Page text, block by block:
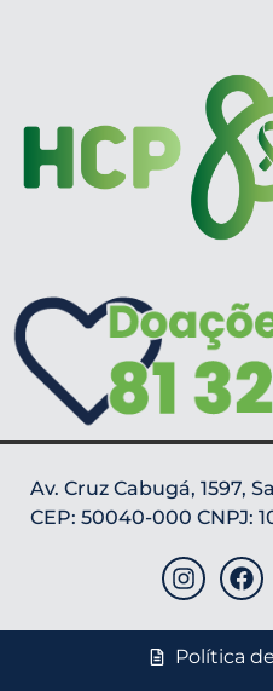
Av. Cruz Cabugá, 1597,
CEP: 50040-000 CNPJ:
Política